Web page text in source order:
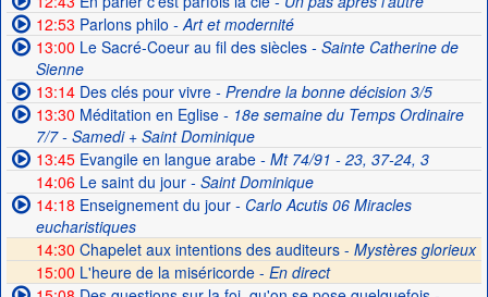
12:53 Parlons philo - Art et modernité
13:00 Le Sacré-Coeur au fil des siècles- Sainte Catherine de
Sienne
13:14Des clés pour vivre- Prendre la bonne décision 3/5
13:30 Méditation en Eglise- 18e semaine du Temps Ordinaire
7/7 - Samedi + Saint Dominique
13:45Evangile en langue arabe- Mt 74/91 - 23, 37-24, 3
14:06Le saint du jour- Saint Dominique
14:18 Enseignement du jour- Carlo Acutis 06 Miracles
eucharistiques
14:30 Chapelet aux intentions des auditeurs - Mystères glorieux
15:00 L'heure de la miséricorde - En direct